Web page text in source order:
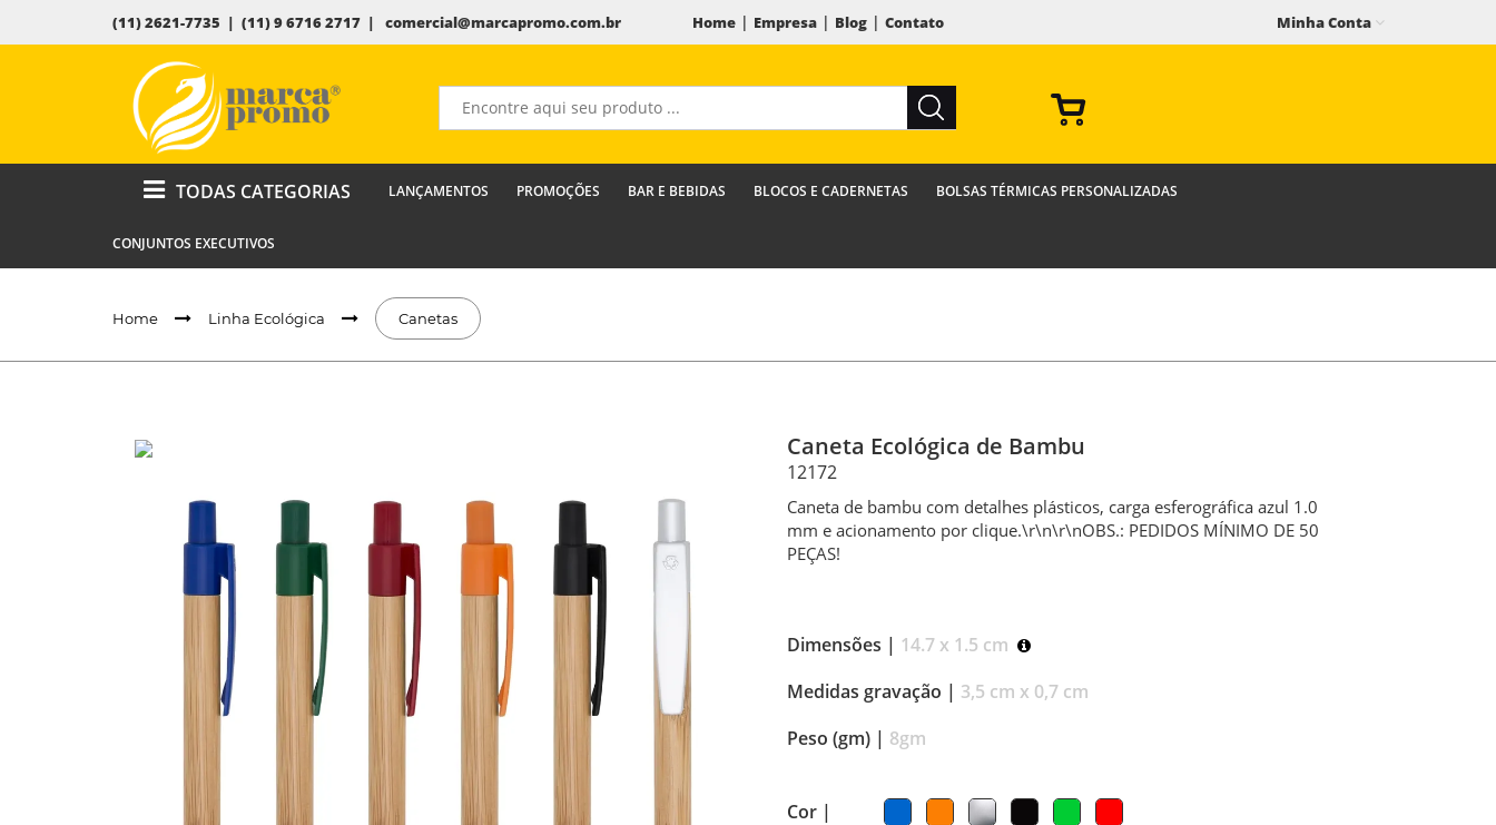
(11) 2621-7735 | (11) 9 6716 2717 | comercial@marcapromo.com.br Home| Empresa| Blog| Contato Minha Conta
TODAS CATEGORIAS LANÇAMENTOS PROMOÇÕES BAR E BEBIDAS BLOCOS E CADERNETAS BOLSAS TÉRMICAS PERSONALIZADAS
CONJUNTOS EXECUTIVOS
Home Linha Ecológica Canetas
Caneta Ecológica de Bambu
12172
Caneta de bambu com detalhes plásticos, carga esferográfica azul 1.0
mm e acionamento por clique.\r\n\r\nOBS.: PEDIDOS MÍNIMO DE 50
PEÇAS!
Dimensões | 14.7 x 1.5 cm
Medidas gravação | 3,5 cm x 0,7 cm
Peso (gm) | 8gm
Cor |